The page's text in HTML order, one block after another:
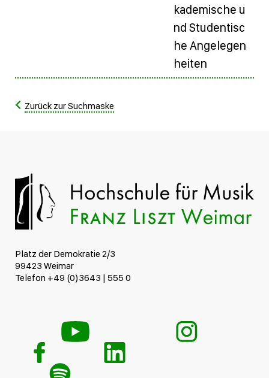
kademische u
nd Studentisc
he Angelegen
heiten
Zurück zur Suchmaske
Platz der Demokratie 2/3
99423 Weimar
Telefon +49 (0)3643 | 555 0